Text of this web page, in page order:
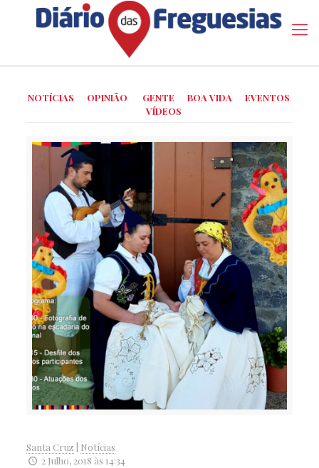
NOTÍCIAS OPINIÃO GENTE BOA VIDA
EVENTOS
VÍDEOS
Santa Cruz
Notícias
2 Julho, 2018 às 14:34